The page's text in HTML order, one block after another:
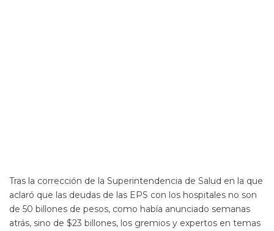
Tras la corrección de la Superintendencia de Salud en la que
aclaró que las deudas de las EPS con los hospitales no son
de 50 billones de pesos, como había anunciado semanas
atrás, sino de $23 billones, los gremios y expertos en temas